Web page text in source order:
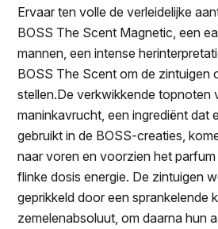
Ervaar ten volle de verleidelijke
BOSS The Scent Magnetic, een
mannen, een intense
BOSS The Scent om de zintuigen
stellen.De verkwikkende topnoten
maninkavrucht, een ingrediënt dat
gebruikt in de BOSS-creaties,
naar voren en voorzien het
flinke dosis energie. De zintuigen
geprikkeld door een sprankelende
zemelenabsoluut, om daarna hun